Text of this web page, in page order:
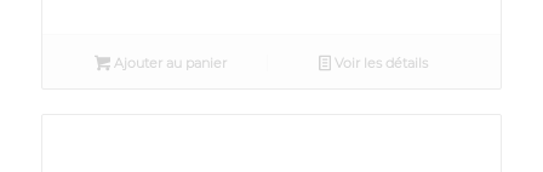
Ajouter au panier Voir les détails